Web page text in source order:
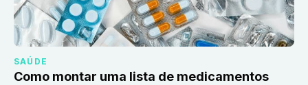
SAÚDE
Como montar uma lista de medicamentos